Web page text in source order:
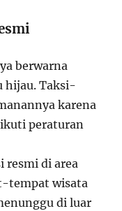
berwarna
hijau. Taksi-
karena
peraturan
resmi di area
tempat wisata
di luar